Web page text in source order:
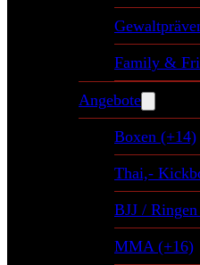
Family &
Angebote
Boxen (+14)
Thai,-
BJJ /
MMA (+16)